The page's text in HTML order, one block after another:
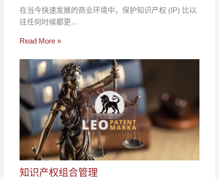
在当今快速发展的商业环境中，保护知识产权 (IP) 比以
往任何时候都更…
Read More »
知识产权组合管理